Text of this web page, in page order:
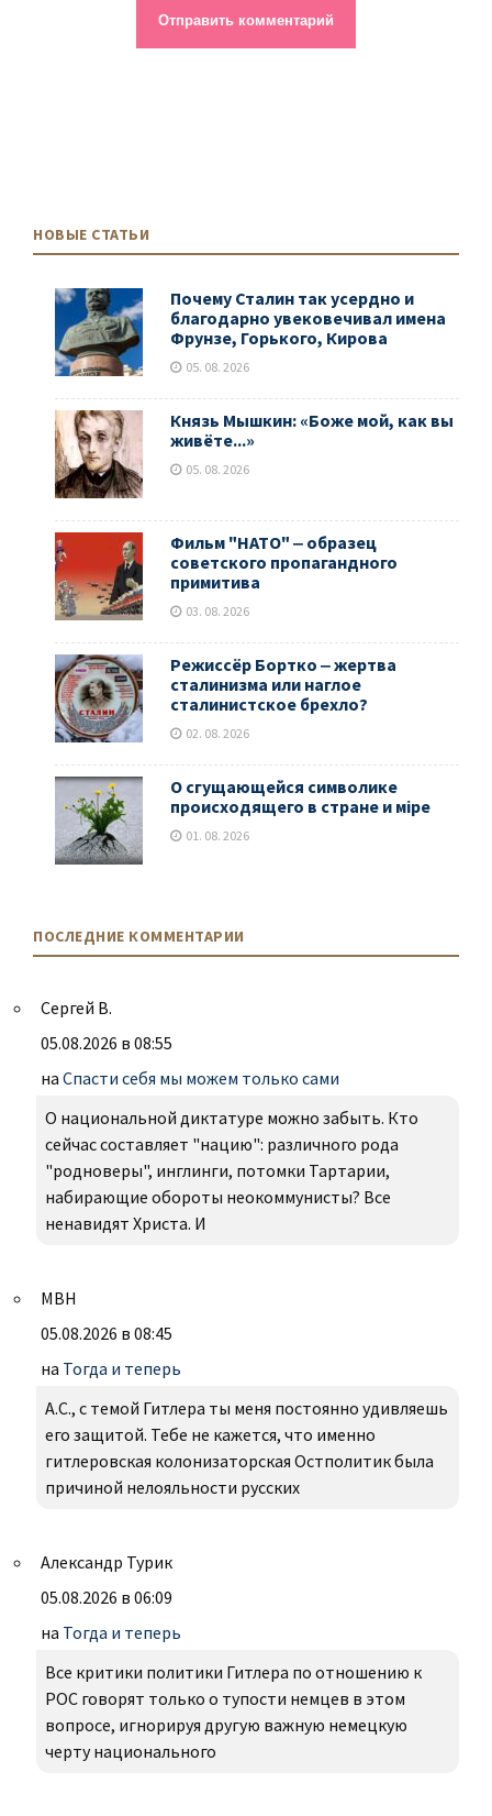
НОВЫЕ СТАТЬИ
Почему Сталин так усердно и
благодарно увековечивал имена
Фрунзе, Горького, Кирова
05. 08. 2026
Князь Мышкин: «Боже мой, как вы
живёте...»
05. 08. 2026
Фильм "НАТО" ‒ образец
советского пропагандного
примитива
03. 08. 2026
Режиссёр Бортко ‒ жертва
сталинизма или наглое
сталинистское брехло?
02. 08. 2026
О сгущающейся символике
происходящего в стране и мiре
01. 08. 2026
ПОСЛЕДНИЕ КОММЕНТАРИИ
Сергей В.
05.08.2026 в 08:55
на Спасти себя мы можем только сами
О национальной диктатуре можно забыть. Кто
сейчас составляет "нацию": различного рода
"родноверы", инглинги, потомки Тартарии,
набирающие обороты неокоммунисты? Все
ненавидят Христа. И
МВН
05.08.2026 в 08:45
на Тогда и теперь
А.С., с темой Гитлера ты меня постоянно удивляешь
его защитой. Тебе не кажется, что именно
гитлеровская колонизаторская Остполитик была
причиной нелояльности русских
Александр Турик
05.08.2026 в 06:09
на Тогда и теперь
Все критики политики Гитлера по отношению к
РОС говорят только о тупости немцев в этом
вопросе, игнорируя другую важную немецкую
черту национального